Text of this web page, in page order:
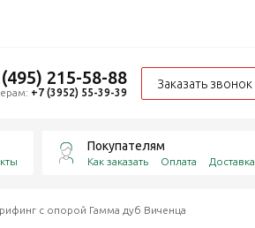
215-58-88
+7 (3952) 55-39-39
Заказать звонок
Покупателям
Как заказать Оплата Доставка
с опорой Гамма дуб Виченца